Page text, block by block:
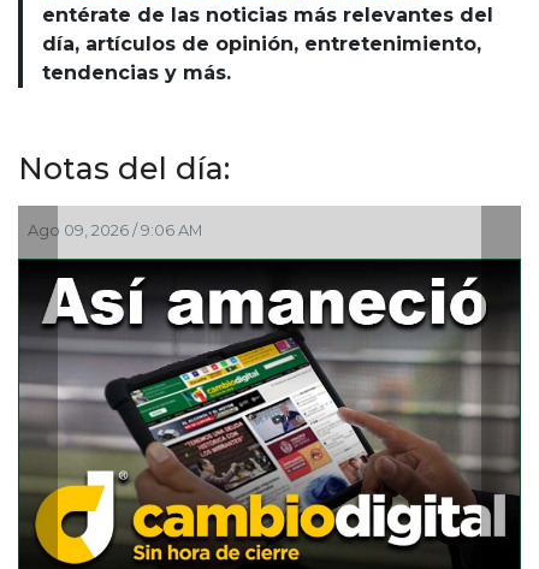
entérate de las noticias más relevantes del
día, artículos de opinión, entretenimiento,
tendencias y más.
Notas del día:
Ago 09, 2026 / 9:06 AM